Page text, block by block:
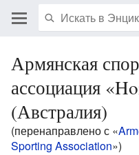
Армянская
ассоциация
(Австралия)
(перенаправлено с «
Sporting Association»)